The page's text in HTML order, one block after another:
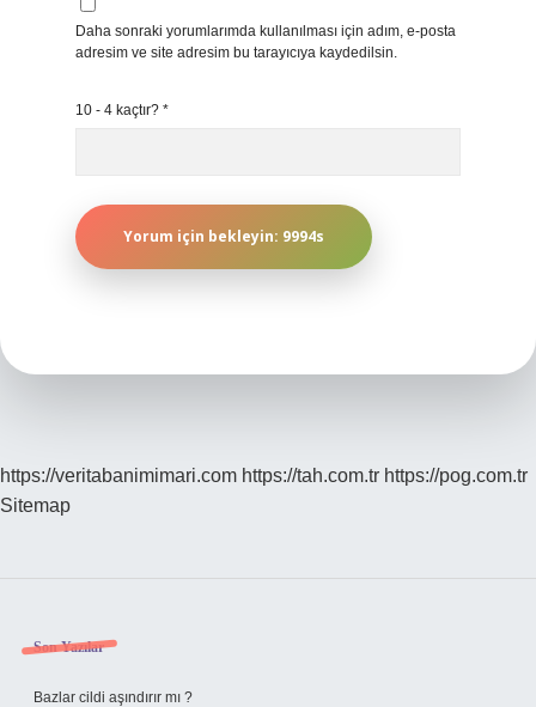
Daha sonraki yorumlarımda kullanılması için adım, e-posta
adresim ve site adresim bu tarayıcıya kaydedilsin.
10 - 4 kaçtır? *
https://veritabanimimari.com https://tah.com.tr https://pog.com.tr
Sitemap
Sidebar
Son Yazılar
Bazlar cildi aşındırır mı ?